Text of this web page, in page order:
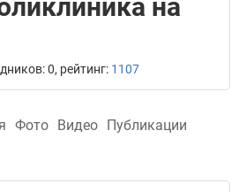
на
0, рейтинг: 1107
Фото Видео Публикации